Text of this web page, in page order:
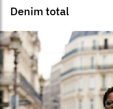
Denim total